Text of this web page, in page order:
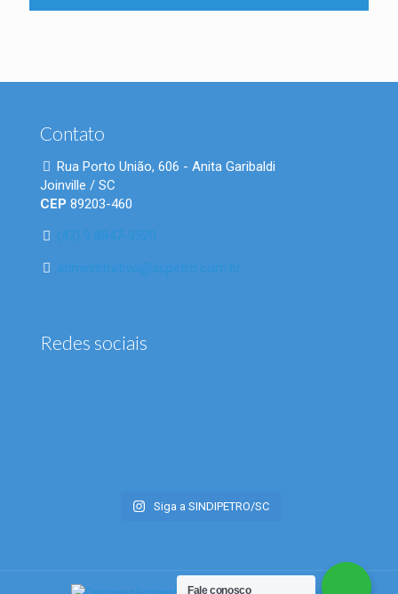
Contato
Rua Porto União, 606 - Anita Garibaldi
Joinville / SC
CEP 89203-460
(47) 9 8847-9520
administrativo@scpetro.com.br
Redes sociais
Siga a SINDIPETRO/SC
Fale conosco